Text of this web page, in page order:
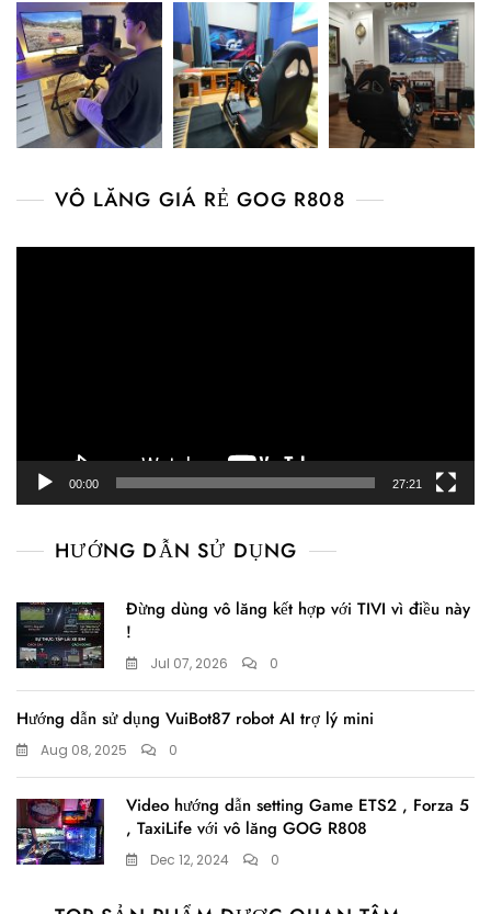
VÔ LĂNG GIÁ RẺ GOG R808
00:00 27:21
HƯỚNG DẪN SỬ DỤNG
Đừng dùng vô lăng kết hợp với TIVI vì điều này
!
Jul 07, 2026 0
Hướng dẫn sử dụng VuiBot87 robot AI trợ lý mini
Aug 08, 2025 0
Video hướng dẫn setting Game ETS2 , Forza 5
, TaxiLife với vô lăng GOG R808
Dec 12, 2024 0